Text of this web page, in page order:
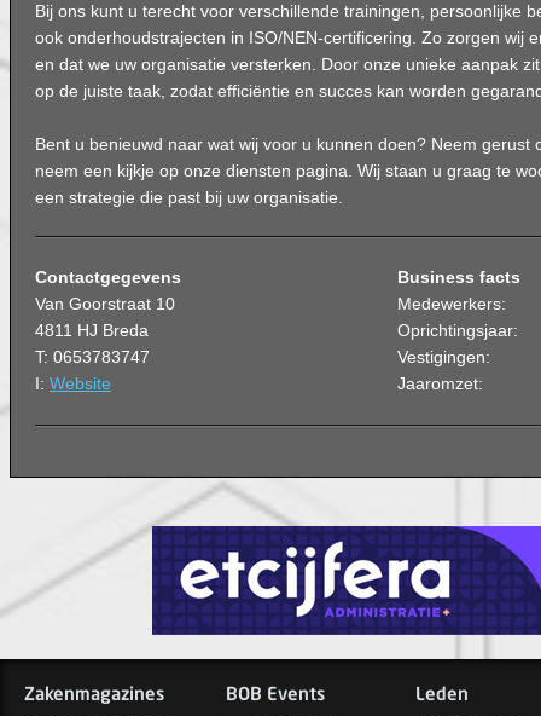
Bij ons kunt u terecht voor verschillende trainingen, persoonlijke
ook onderhoudstrajecten in ISO/NEN-certificering. Zo zorgen wij
en dat we uw organisatie versterken. Door onze unieke aanpak
op de juiste taak, zodat efficiëntie en succes kan worden
Bent u benieuwd naar wat wij voor u kunnen doen? Neem gerust
neem een kijkje op onze diensten pagina. Wij staan u graag te
een strategie die past bij uw organisatie.
Contactgegevens
Van Goorstraat 10
4811 HJ Breda
T: 0653783747
I: Website
Business facts
Medewerkers:
Oprichtingsjaar:
Vestigingen:
Jaaromzet:
Zakenmagazines BOB Events Leden